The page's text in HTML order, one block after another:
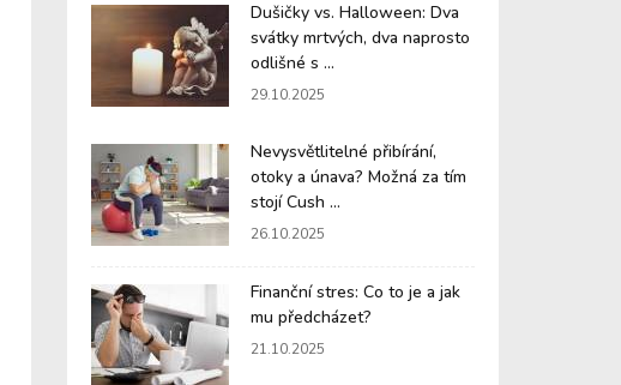
Dušičky vs. Halloween: Dva
svátky mrtvých, dva naprosto
odlišné s ...
29.10.2025
Nevysvětlitelné přibírání,
otoky a únava? Možná za tím
stojí Cush ...
26.10.2025
Finanční stres: Co to je a jak
mu předcházet?
21.10.2025